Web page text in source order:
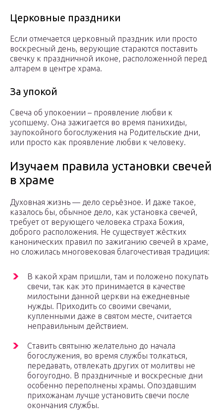
Церковные праздники
Если отмечается церковный праздник или просто
воскресный день, верующие стараются поставить
свечку к праздничной иконе, расположенной перед
алтарем в центре храма.
За упокой
Свеча об упокоении – проявление любви к
усопшему. Она зажигается во время панихиды,
заупокойного богослужения на Родительские дни,
или просто как проявление любви к человеку.
Изучаем правила установки свечей
в храме
Духовная жизнь — дело серьёзное. И даже такое,
казалось бы, обычное дело, как установка свечей,
требует от верующего человека страха Божия,
доброго расположения. Не существует жёстких
канонических правил по зажиганию свечей в храме,
но сложилась многовековая благочестивая традиция:
В какой храм пришли, там и положено покупать
свечи, так как это принимается в качестве
милостыни данной церкви на ежедневные
нужды. Приходить со своими свечами,
купленными даже в святом месте, считается
неправильным действием.
Ставить святыню желательно до начала
богослужения, во время службы толкаться,
передавать, отвлекать других от молитвы не
богоугодно. В праздничные и воскресные дни
особенно переполнены храмы. Опоздавшим
прихожанам лучше установить свечи после
окончания службы.